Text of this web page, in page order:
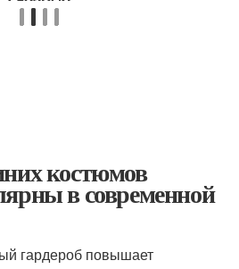
костюмов
в современной
гардероб повышает